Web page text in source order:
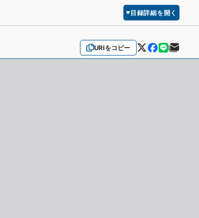
目録詳細を開く
URIをコピー